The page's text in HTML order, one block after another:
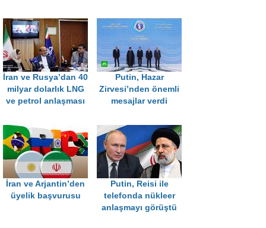
İran ve Rusya’dan 40
milyar dolarlık LNG
ve petrol anlaşması
Putin, Hazar
Zirvesi’nden önemli
mesajlar verdi
İran ve Arjantin’den
üyelik başvurusu
Putin, Reisi ile
telefonda nükleer
anlaşmayı görüştü